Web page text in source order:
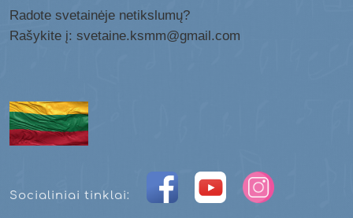
Radote svetainėje netikslumų?
Rašykite į: svetaine.ksmm@gmail.com
Socialiniai tinklai: